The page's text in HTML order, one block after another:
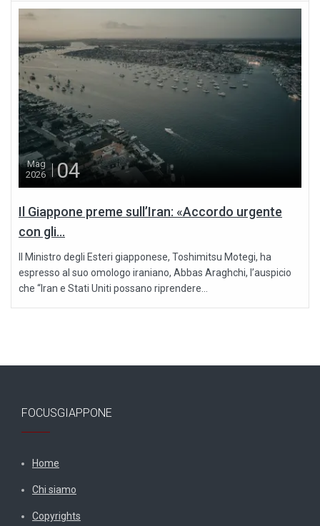
Mag
2026
04
Il Giappone preme sull’Iran: «Accordo urgente
con gli...
Il Ministro degli Esteri giapponese, Toshimitsu Motegi, ha
espresso al suo omologo iraniano, Abbas Araghchi, l’auspicio
che “Iran e Stati Uniti possano riprendere...
FOCUSGIAPPONE
Home
Chi siamo
Copyrights